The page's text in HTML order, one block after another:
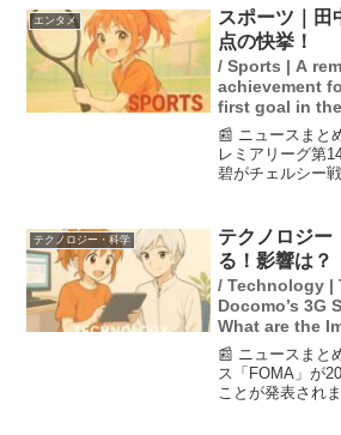
による人身被害
の安全対策が求
エンタメ
スポーツ｜田
点の快挙！
/ Sports | A
achievement
first goal in
📰 ニュースまと
レミアリーグ第
碧がチェルシー
スを受け、右足
ュートがゴール...
テクノロジー・科学
テクノロジー
る！影響は？
/ Technology |
Docomo’s 3G
What are the
📰 ニュースまと
ス「FOMA」が
ことが発表され